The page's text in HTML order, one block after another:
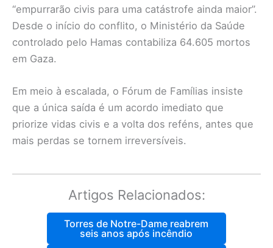
“empurrarão civis para uma catástrofe ainda maior”.
Desde o início do conflito, o Ministério da Saúde
controlado pelo Hamas contabiliza 64.605 mortos
em Gaza.
Em meio à escalada, o Fórum de Famílias insiste
que a única saída é um acordo imediato que
priorize vidas civis e a volta dos reféns, antes que
mais perdas se tornem irreversíveis.
Artigos Relacionados:
Torres de Notre-Dame reabrem
seis anos após incêndio